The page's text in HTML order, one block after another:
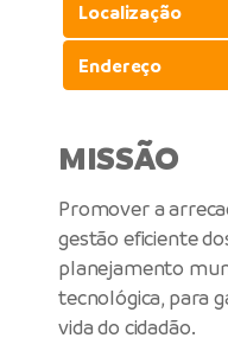
Localização
Endereço
MISSÃO
Promover a
gestão eficiente
planejamento
tecnológica, para
vida do cidadão.